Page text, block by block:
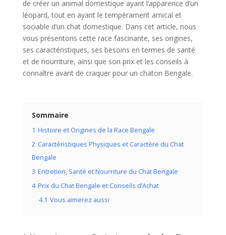
de créer un animal domestique ayant l’apparence d’un
léopard, tout en ayant le tempérament amical et
sociable d’un chat domestique. Dans cet article, nous
vous présentons cette race fascinante, ses origines,
ses caractéristiques, ses besoins en termes de santé
et de nourriture, ainsi que son prix et les conseils à
connaître avant de craquer pour un chaton Bengale.
Sommaire
1 Histoire et Origines de la Race Bengale
2 Caractéristiques Physiques et Caractère du Chat
Bengale
3 Entretien, Santé et Nourriture du Chat Bengale
4 Prix du Chat Bengale et Conseils d’Achat
4.1 Vous aimerez aussi